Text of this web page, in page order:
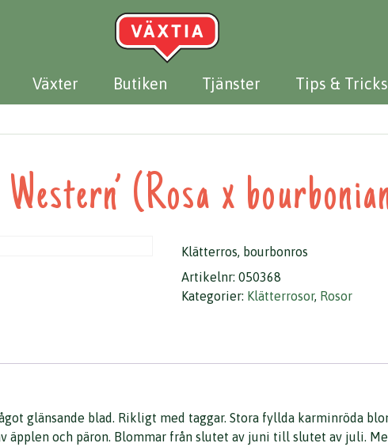
Växter Butiken Tjänster Tips & Tricks
(Rosa x
Klätterros, bourbonros
Artikelnr:050368
Kategorier: Klätterrosor, Rosor
glänsande blad. Rikligt med taggar. Stora fyllda karminröda
äpplen och päron. Blommar från slutet av juni till slutet av juli.